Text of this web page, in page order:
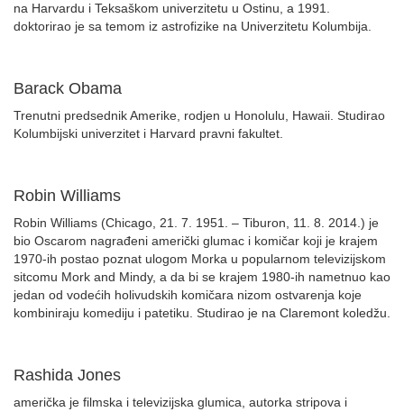
na Harvardu i Teksaškom univerzitetu u Ostinu, a 1991.
doktorirao je sa temom iz astrofizike na Univerzitetu Kolumbija.
Barack Obama
Trenutni predsednik Amerike, rodjen u Honolulu, Hawaii. Studirao
Kolumbijski univerzitet i Harvard pravni fakultet.
Robin Williams
Robin Williams (Chicago, 21. 7. 1951. – Tiburon, 11. 8. 2014.) je
bio Oscarom nagrađeni američki glumac i komičar koji je krajem
1970-ih postao poznat ulogom Morka u popularnom televizijskom
sitcomu Mork and Mindy, a da bi se krajem 1980-ih nametnuo kao
jedan od vodećih holivudskih komičara nizom ostvarenja koje
kombiniraju komediju i patetiku. Studirao je na Claremont koledžu.
Rashida Jones
američka je filmska i televizijska glumica, autorka stripova i